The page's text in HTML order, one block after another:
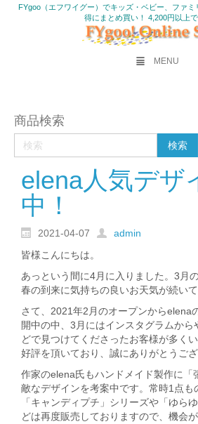
FYgoo（エフワイグー）でキッズ・ベビー、ファ
得にまとめ買い！ 4,200円以上
MENU
商品検索
elena人気デザ
中！
2021-04-07
admin
皆様こんにちは。
あっという間に4月に入りました。3月
春の到来に気持ちの良いお天気が続いて
さて、2021年2月のオープンからelena
開中の中、3月にはインスタグラムから
どで見つけてくださったお客様が多く
好評を頂いており、誠にありがとうござ
作家のelena氏もハンドメイド製作に「
敵なデザインを考案中です。常時1点も
「キャンディプチ」シリーズや「ゆら
どは再度販売しておりますので、機会